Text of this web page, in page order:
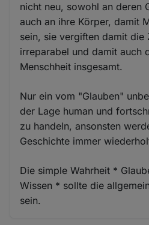
nicht neu, sowohl an deren
auch an ihre Körper, damit
sein, sie vergiften damit die
irreparabel und damit auch
Menschheit insgesamt.
Nur ein vom "Glauben"
der Lage human und
zu handeln, ansonsten
Geschichte immer
Die simple Wahrheit *
Wissen * sollte die
sein.